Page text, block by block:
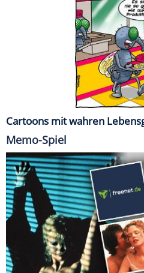
Cartoons mit wahren
Memo-Spiel